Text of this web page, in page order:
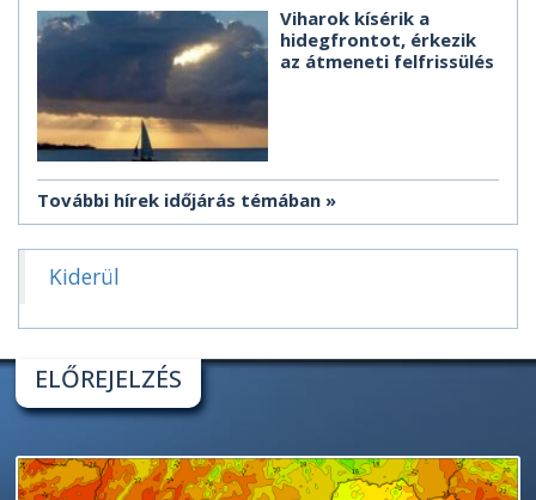
Viharok kísérik a
hidegfrontot, érkezik
az átmeneti felfrissülés
További hírek időjárás témában
Kiderül
ELŐREJELZÉS